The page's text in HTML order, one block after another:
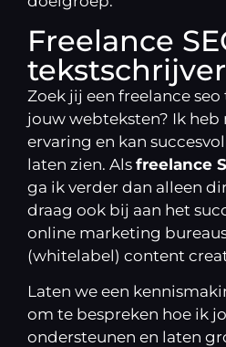
Freelance
Zoek jij een freelance
jouw webteksten? Ik heb
ervaring en kan
laten zien. Als freelance
ga ik verder dan alleen
draag ook bij aan het
online marketing
(whitelabel) content
Laten we een
om te bespreken hoe ik
ondersteunen en laten